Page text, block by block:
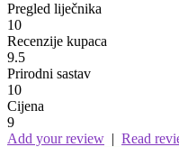
Pregled liječnika
10
Recenzije kupaca
9.5
Prirodni sastav
10
Cijena
9
Add your review | Read